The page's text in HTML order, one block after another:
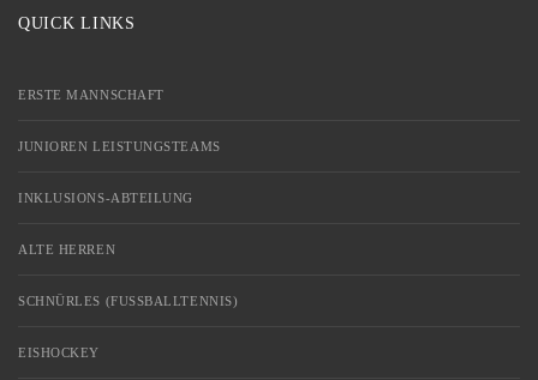
QUICK LINKS
ERSTE MANNSCHAFT
JUNIOREN LEISTUNGSTEAMS
INKLUSIONS-ABTEILUNG
ALTE HERREN
SCHNÜRLES (FUSSBALLTENNIS)
EISHOCKEY